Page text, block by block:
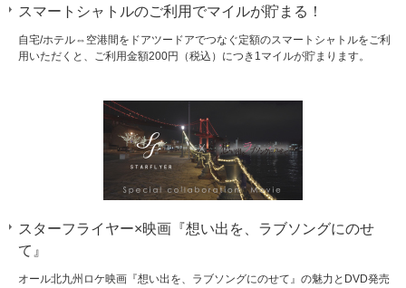
スマートシャトルのご利用でマイルが貯まる！
自宅/ホテル⇔空港間をドアツードアでつなぐ定額のスマートシャトルをご利
用いただくと、ご利用金額200円（税込）につき1マイルが貯まります。
スターフライヤー×映画『想い出を、ラブソングにのせ
て』
オール北九州ロケ映画『想い出を、ラブソングにのせて』の魅力とDVD発売